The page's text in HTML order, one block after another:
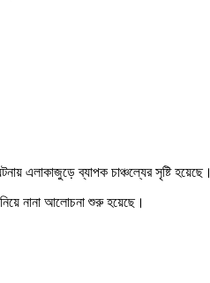
এলাকাজুড়ে ব্যাপক চাঞ্চল্যের সৃষ্টি হয়েছে।
নানা আলোচনা শুরু হয়েছে।